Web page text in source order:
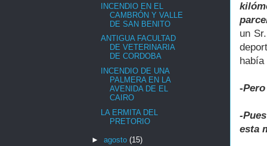
un
había
-
-
esta
INCENDIO EN EL
CAMBRÓN Y VALLE
DE SAN BENITO
ANTIGUA FACULTAD
DE VETERINARIA
DE CORDOBA
INCENDIO DE UNA
PALMERA EN LA
AVENIDA DE EL
CAIRO
LA ERMITA DEL
PRETORIO
► agosto (15)